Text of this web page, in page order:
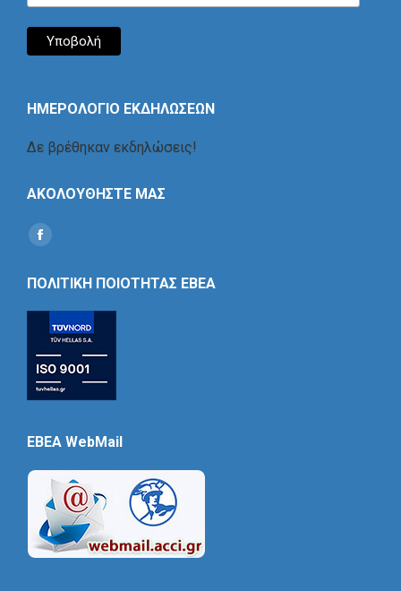
ΗΜΕΡΟΛΟΓΙΟ ΕΚΔΗΛΩΣΕΩΝ
Δε βρέθηκαν εκδηλώσεις!
ΑΚΟΛΟΥΘΗΣΤΕ ΜΑΣ
Find us on:
Social
ΠΟΛΙΤΙΚΗ ΠΟΙΟΤΗΤΑΣ ΕΒΕΑ
EBEA WebMail